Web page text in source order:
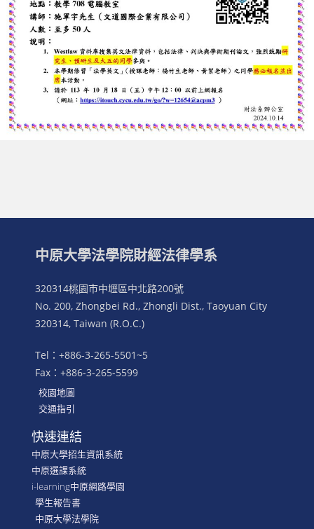
中原大學法學院財經法律學系
320314桃園市中壢區中北路200號
No. 200, Zhongbei Rd., Zhongli Dist., Taoyuan City
320314, Taiwan (R.O.C.)
Tel：+886-3-265-5501~5
Fax：+886-3-265-5599
校園地圖
交通指引
快速連結
中原大學招生資訊系統
中原選課系統
i-learning中原網路學園
學生報告書
中原大學法學院